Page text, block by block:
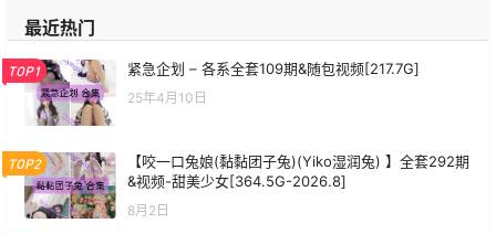
最近热门
TOP1 紧急企划 – 各系全套109期&随包视频[217.7G]
25年4月10日
TOP2
【咬一口兔娘(黏黏团子兔)(Yiko湿润兔) 】全套292期
&视频-甜美少女[364.5G-2026.8]
8月2日